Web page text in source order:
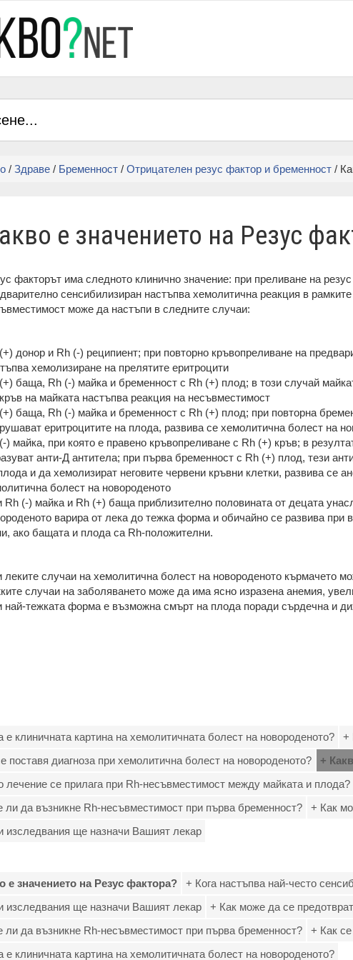
/ Здраве / Бременност / Отрицателен резус фактор и бременност /
е значението на Резус
факторът има следното клинично значение: при преливане на
сенсибилизиран настъпва хемолитична реакция в
може да настъпи в следните случаи:
донор и Rh (-) реципиент; при повторно кръвопреливане на
хемолизиране на прелятите еритроцити
баща, Rh (-) майка и бременност с Rh (+) плод; в този случай
на майката настъпва реакция на несъвместимост
баща, Rh (-) майка и бременност с Rh (+) плод; при повторна
еритроцитите на плода, развива се хемолитична болест на
) майка, при която е правено кръвопреливане с Rh (+) кръв; в
анти-Д антитела; при първа бременност с Rh (+) плод, тези
и да хемолизират неговите червени кръвни клетки, развива се
болест на новороденото
Rh (-) майка и Rh (+) баща приблизително половината от децата
варира от лека до тежка форма и обичайно се развива
ако бащата и плода са Rh-положителни.
леките случаи на хемолитична болест на новороденото кърмачето
случаи на заболяването може да има ясно изразена анемия,
най-тежката форма е възможна смърт на плода поради сърдечна и
е клиничната картина на хемолитичната болест на новороденото?
+
поставя диагноза при хемолитична болест на новороденото?
+
лечение се прилага при Rh-несъвместимост между майката и плода?
да възникне Rh-несъвместимост при първа бременност?
+ Как
изследвания ще назначи Вашият лекар
е значението на Резус фактора?
+ Кога настъпва най-често
изследвания ще назначи Вашият лекар
+ Как може да се
да възникне Rh-несъвместимост при първа бременност?
+ Как
е клиничната картина на хемолитичната болест на новороденото?